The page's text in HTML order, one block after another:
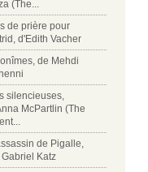
(The...
de prière pour
d'Edith Vacher
de Mehdi
silencieuses,
McPartlin (The
de Pigalle,
Katz